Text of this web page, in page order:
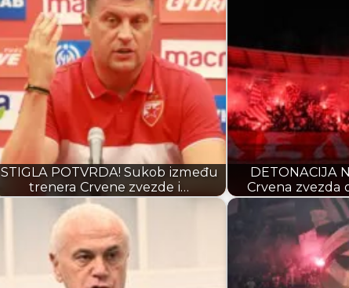
STIGLA POTVRDA! Sukob između
trenera Crvene zvezde i…
DETONACIJA
Crvena zvezda